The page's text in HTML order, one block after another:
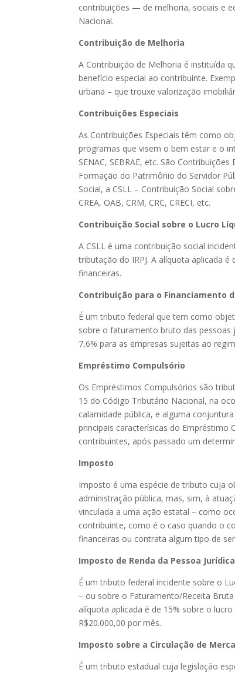
contribuições — de melhoria, sociais e
Nacional.
Contribuição de Melhoria
A Contribuição de Melhoria é instituída
benefício especial ao contribuinte.
urbana – que trouxe valorização
Contribuições Especiais
As Contribuições Especiais têm como
programas que visem o bem estar e o
SENAC, SEBRAE, etc. São
Formação do Patrimônio do Servidor
Social, a CSLL – Contribuição Social
CREA, OAB, CRM, CRC, CRECI, etc.
Contribuição Social sobre o Lucro
A CSLL é uma contribuição social
tributação do IRPJ. A alíquota aplicada
financeiras.
Contribuição para o Financiamento
É um tributo federal que tem como
sobre o faturamento bruto das pessoas
7,6% para as empresas sujeitas ao
Empréstimo Compulsório
Os Empréstimos Compulsórios são
15 do Código Tributário Nacional, na
calamidade pública, e alguma
principais caracterísicas do Empréstimo
contribuintes, após passado um
Imposto
Imposto é uma espécie de tributo cuja
administração pública, mas, sim, à
vinculada a uma ação estatal – como
contribuinte, como é o caso quando o
financeiras ou contrata algum tipo de
Imposto de Renda da Pessoa Jurídica
É um tributo federal incidente sobre o
– ou sobre o Faturamento/Receita
alíquota aplicada é de 15% sobre o
R$20.000,00 por mês.
Imposto sobre a Circulação de
É um tributo estadual cuja legislação